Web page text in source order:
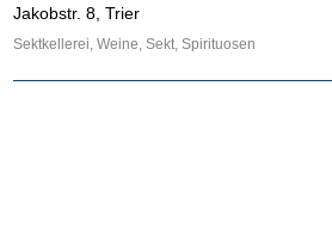
Jakobstr. 8, Trier
Sektkellerei, Weine, Sekt, Spirituosen